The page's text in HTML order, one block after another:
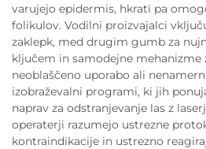
varujejo epidermis, hkrati pa
folikulov. Vodilni proizvajalci
zaklepk, med drugim gumb za
ključem in samodejne mehanizme
neoblaščeno uporabo ali
izobraževalni programi, ki jih
naprav za odstranjevanje las z
operaterji razumejo ustrezne
kontraindikacije in ustrezno